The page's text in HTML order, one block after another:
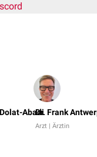
AbadiDr. Frank
Arzt | Ärztin